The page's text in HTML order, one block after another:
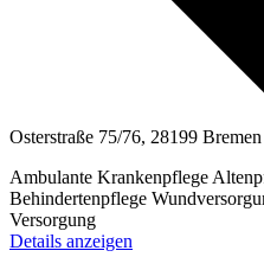
Osterstraße 75/76, 28199 Bremen
Ambulante Krankenpflege
Behindertenpflege
Versorgung
Details anzeigen